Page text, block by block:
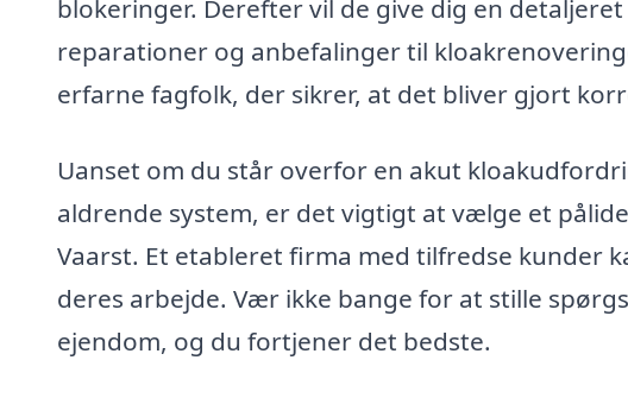
blokeringer. Derefter vil de give dig en
reparationer og anbefalinger til
erfarne fagfolk, der sikrer, at det bliver gjort
Uanset om du står overfor en akut
aldrende system, er det vigtigt at vælge et
Vaarst. Et etableret firma med tilfredse kunder
deres arbejde. Vær ikke bange for at stille
ejendom, og du fortjener det bedste.